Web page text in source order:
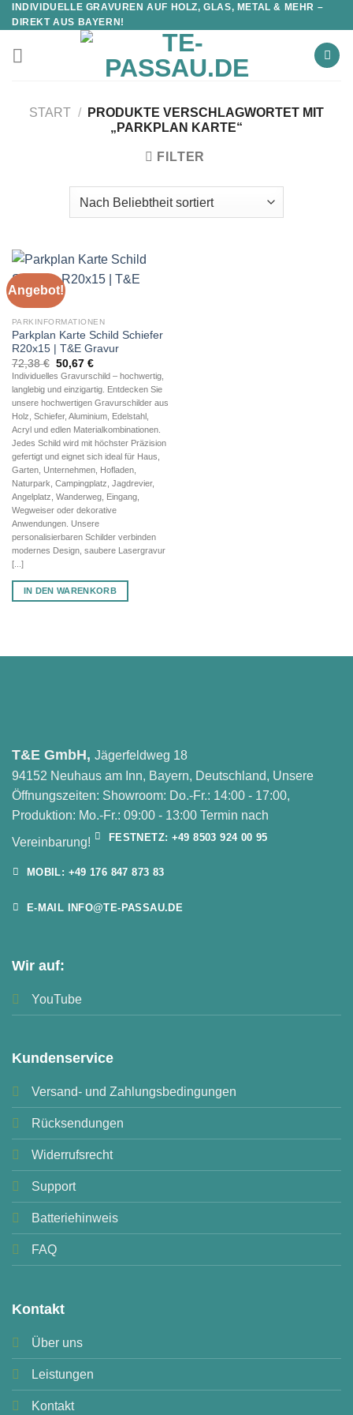
INDIVIDUELLE GRAVUREN AUF HOLZ, GLAS, METAL & MEHR –
DIREKT AUS BAYERN!
START /
PRODUKTE VERSCHLAGWORTET MIT
„PARKPLAN KARTE“
FILTER
Angebot!
PARKINFORMATIONEN
Parkplan Karte Schild Schiefer
R20x15 | T&E Gravur
72,38€ Ursprünglicher
Preis
war:
72,38 €
50,67 €Aktueller
Preis
ist:
50,67 €.
Individuelles Gravurschild – hochwertig,
langlebig und einzigartig. Entdecken Sie
unsere hochwertigen Gravurschilder aus
Holz, Schiefer, Aluminium, Edelstahl,
Acryl und edlen Materialkombinationen.
Jedes Schild wird mit höchster Präzision
gefertigt und eignet sich ideal für Haus,
Garten, Unternehmen, Hofladen,
Naturpark, Campingplatz, Jagdrevier,
Angelplatz, Wanderweg, Eingang,
Wegweiser oder dekorative
Anwendungen. Unsere
personalisierbaren Schilder verbinden
modernes Design, saubere Lasergravur
[...]
IN DEN WARENKORB
T&E GmbH, Jägerfeldweg 18
94152 Neuhaus am Inn, Bayern, Deutschland, Unsere
Öffnungszeiten: Showroom: Do.-Fr.: 14:00 - 17:00,
Produktion: Mo.-Fr.: 09:00 - 13:00 Termin nach
Vereinbarung!
FESTNETZ: +49 8503 924 00 95
MOBIL: +49 176 847 873 83
E-MAIL INFO@TE-PASSAU.DE
Wir auf:
YouTube
Kundenservice
Versand- und Zahlungsbedingungen
Rücksendungen
Widerrufsrecht
Support
Batteriehinweis
FAQ
Kontakt
Über uns
Leistungen
Kontakt